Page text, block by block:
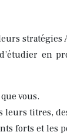
en
vous.
titres,
forts et les